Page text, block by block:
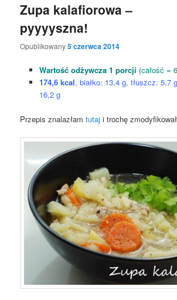
Zupa kalafiorowa –
pyyyyszna!
Opublikowany5 czerwca 2014
Wartość odżywcza 1 porcji (całość =
174,6 kcal, białko: 13,4 g, tłuszcz: 5,7
16,2 g
Przepis znalazłamtutaj i trochę